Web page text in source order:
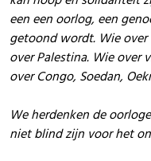
een een oorlog, een
getoond wordt. Wie
over Palestina. Wie over
over Congo, Soedan,
We herdenken de
niet blind zijn voor het